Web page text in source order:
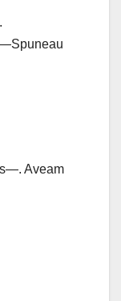
—Spuneau
Aveam